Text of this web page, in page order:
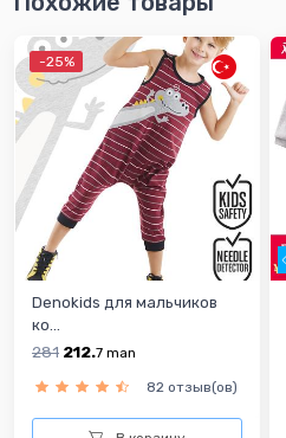
-25%
Denokids для мальчиков
ко...
281 212.7 man
82 отзыв(ов)